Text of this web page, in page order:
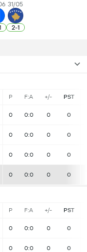
31/05
2-1
P F:A +/- PST
0 0:0 0 0
0 0:0 0 0
0 0:0 0 0
0 0:0 0 0
P F:A +/- PST
0 0:0 0 0
0 0:0 0 0